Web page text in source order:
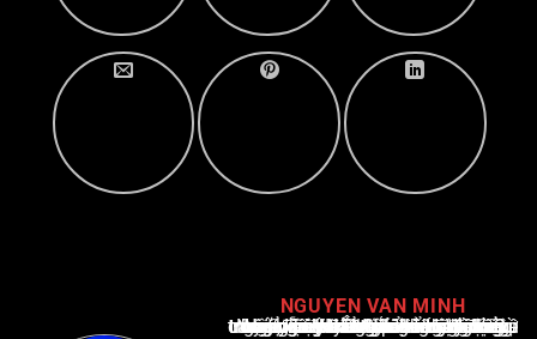
NGUYEN VAN MINH
Nguyễn Văn Minh là một trong những chuyên gia hàng đầu về báo cáo tin tức thể thao tại Việt Nam, với hơn 10 năm hoạt động trong ngành. Ông có kiến thức sâu rộng và kinh nghiệm đáng kể trong việc phân tích và báo cáo về các sự kiện thể thao hàng đầu. Sự hiểu biết sâu sắc của ông về ngành này đã giúp ông xây dựng uy tín và danh tiếng trong cộng đồng báo chí thể thao.